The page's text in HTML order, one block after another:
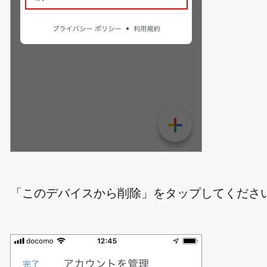
「このデバイスから削除」をタップしてくださ